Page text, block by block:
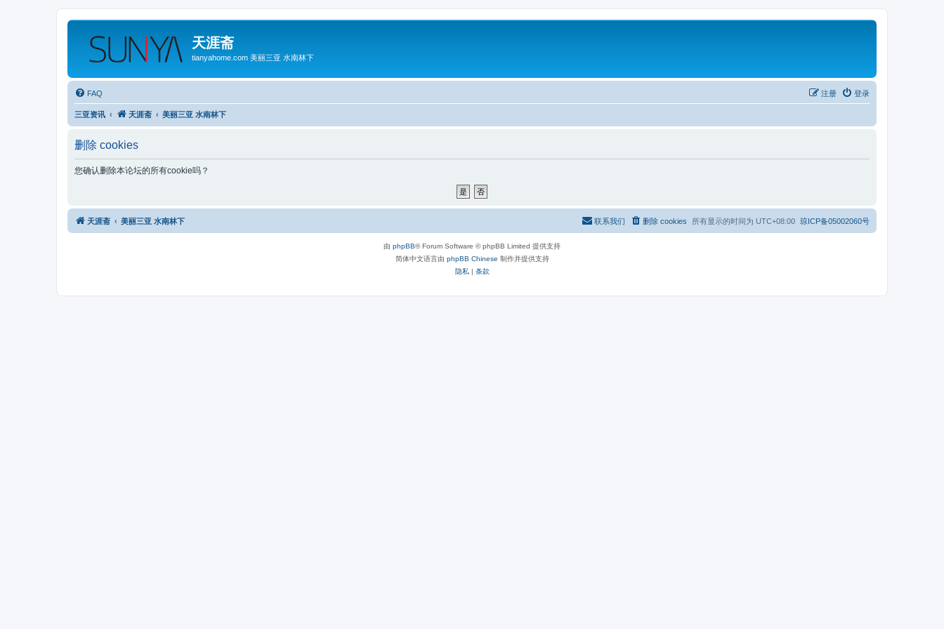
天涯斋
tianyahome.com 美丽三亚 水南林下
FAQ 登录
注册
三亚资讯 天涯斋 美丽三亚 水南林下
删除 cookies
您确认删除本论坛的所有cookie吗？
天涯斋 美丽三亚 水南林下 琼ICP备05002060号
所有显示的时间为 UTC+08:00
删除 cookies
联系我们
由 phpBB® Forum Software © phpBB Limited 提供支持
简体中文语言由 phpBB Chinese 制作并提供支持
隐私 | 条款